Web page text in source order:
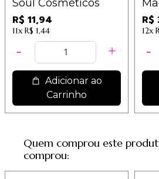
Soul Cosméticos
R$ 11,94
11x R$ 1,44
Adicionar ao
Carrinho
R$
12x
Quem comprou este
comprou: